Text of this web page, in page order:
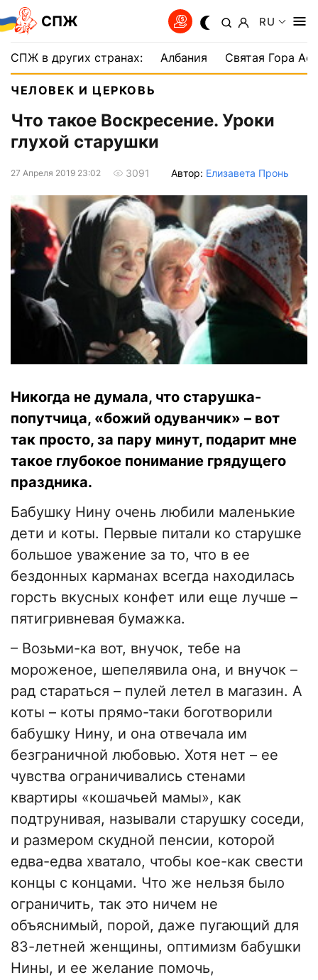
СПЖ RU
СПЖ в других странах: Албания Святая Гора
ЧЕЛОВЕК И ЦЕРКОВЬ
Что такое Воскресение. Уроки
глухой старушки
27 Апреля 2019 23:02 3091 Автор: Елизавета Пронь
Никогда не думала, что старушка-
попутчица, «божий одуванчик» – вот
так просто, за пару минут, подарит мне
такое глубокое понимание грядущего
праздника.
Бабушку Нину очень любили маленькие
дети и коты. Первые питали ко старушке
большое уважение за то, что в ее
бездонных карманах всегда находилась
горсть вкусных конфет или еще лучше –
пятигривневая бумажка.
– Возьми-ка вот, внучок, тебе на
мороженое, шепелявила она, и внучок –
рад стараться – пулей летел в магазин. А
коты – коты прямо-таки боготворили
бабушку Нину, и она отвечала им
безграничной любовью. Хотя нет – ее
чувства ограничивались стенами
квартиры «кошачьей мамы», как
подтрунивая, называли старушку соседи,
и размером скудной пенсии, которой
едва-едва хватало, чтобы кое-как свести
концы с концами. Что же нельзя было
ограничить, так это ничем не
объяснимый, порой, даже пугающий для
83-летней женщины, оптимизм бабушки
Нины, и ее желание помочь,